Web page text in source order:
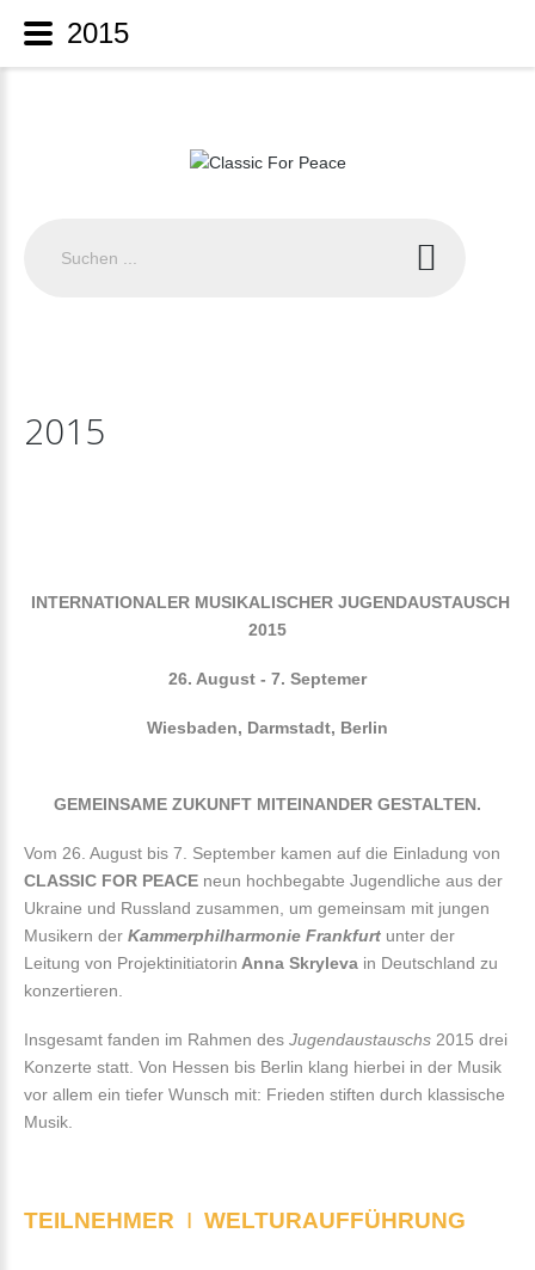
2015
INTERNATIONALER MUSIKALISCHER JUGENDAUSTAUSCH
2015
26. August - 7. Septemer
Wiesbaden, Darmstadt, Berlin
GEMEINSAME ZUKUNFT MITEINANDER GESTALTEN.
Vom 26. August bis 7. September kamen auf die Einladung von
CLASSIC FOR PEACE neun hochbegabte Jugendliche aus der
Ukraine und Russland zusammen, um gemeinsam mit jungen
Musikern der Kammerphilharmonie Frankfurt unter der
Leitung von Projektinitiatorin Anna Skryleva in Deutschland zu
konzertieren.
Insgesamt fanden im Rahmen des Jugendaustauschs 2015 drei
Konzerte statt. Von Hessen bis Berlin klang hierbei in der Musik
vor allem ein tiefer Wunsch mit: Frieden stiften durch klassische
Musik.
TEILNEHMER I WELTURAUFFÜHRUNG
2015